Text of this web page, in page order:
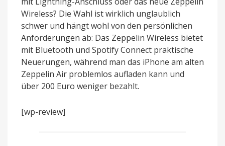
Wireless? Die Wahl ist wirklich unglaublich
schwer und hängt wohl von den persönlichen
Anforderungen ab: Das Zeppelin Wireless bietet
mit Bluetooth und Spotify Connect praktische
Neuerungen, während man das iPhone am alten
Zeppelin Air problemlos aufladen kann und
über 200 Euro weniger bezahlt.
[wp-review]